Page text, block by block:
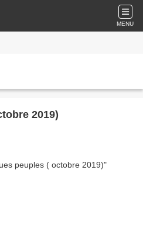
MENU
2019)